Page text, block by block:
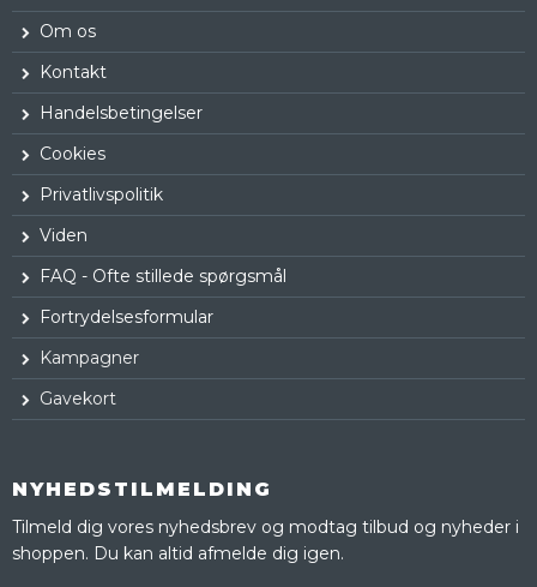
Om os
Kontakt
Handelsbetingelser
Cookies
Privatlivspolitik
Viden
FAQ - Ofte stillede spørgsmål
Fortrydelsesformular
Kampagner
Gavekort
NYHEDSTILMELDING
Tilmeld dig vores nyhedsbrev og modtag tilbud og nyheder i
shoppen. Du kan altid afmelde dig igen.